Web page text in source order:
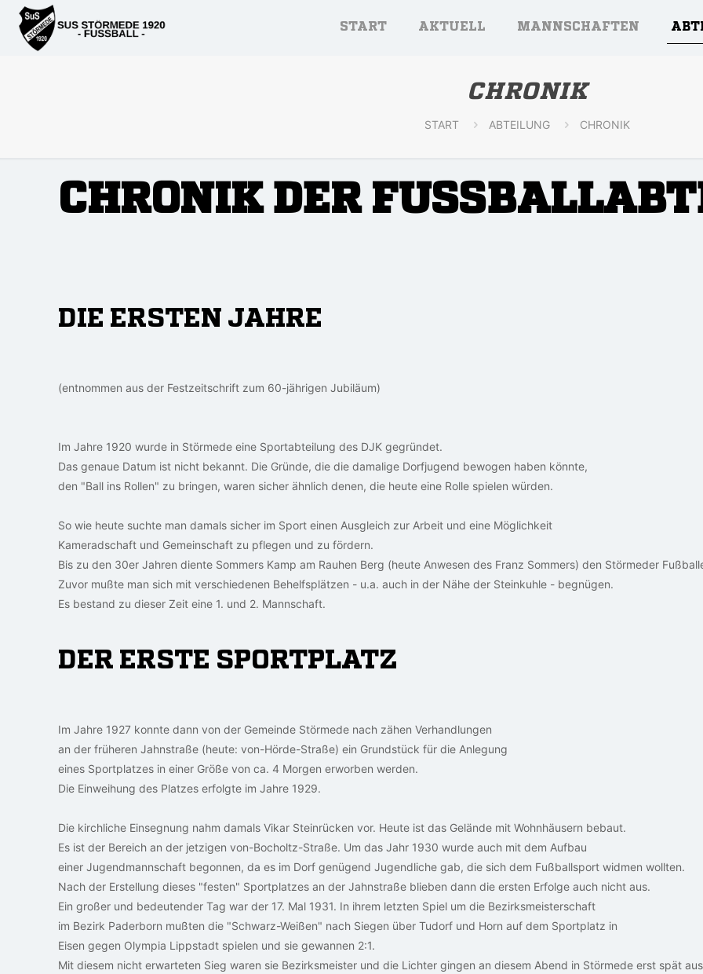
START AKTUELL MANNSCHAFTEN
CHRONIK
START ABTEILUNG CHRONIK
CHRONIK DER
DIE ERSTEN JAHRE
(entnommen aus der Festzeitschrift zum 60-jährigen Jubiläum)
Im Jahre 1920 wurde in Störmede eine Sportabteilung des DJK gegründet.
Das genaue Datum ist nicht bekannt. Die Gründe, die die damalige Dorfjugend bewogen haben könnte,
den "Ball ins Rollen" zu bringen, waren sicher ähnlich denen, die heute eine Rolle spielen würden.
So wie heute suchte man damals sicher im Sport einen Ausgleich zur Arbeit und eine Möglichkeit
Kameradschaft und Gemeinschaft zu pflegen und zu fördern.
Bis zu den 30er Jahren diente Sommers Kamp am Rauhen Berg (heute Anwesen des Franz Sommers) den Störmeder
Zuvor mußte man sich mit verschiedenen Behelfsplätzen - u.a. auch in der Nähe der Steinkuhle - begnügen.
Es bestand zu dieser Zeit eine 1. und 2. Mannschaft.
DER ERSTE SPORTPLATZ
Im Jahre 1927 konnte dann von der Gemeinde Störmede nach zähen Verhandlungen
an der früheren Jahnstraße (heute: von-Hörde-Straße) ein Grundstück für die Anlegung
eines Sportplatzes in einer Größe von ca. 4 Morgen erworben werden.
Die Einweihung des Platzes erfolgte im Jahre 1929.
Die kirchliche Einsegnung nahm damals Vikar Steinrücken vor. Heute ist das Gelände mit Wohnhäusern bebaut.
Es ist der Bereich an der jetzigen von-Bocholtz-Straße. Um das Jahr 1930 wurde auch mit dem Aufbau
einer Jugendmannschaft begonnen, da es im Dorf genügend Jugendliche gab, die sich dem Fußballsport widmen wollten.
Nach der Erstellung dieses "festen" Sportplatzes an der Jahnstraße blieben dann die ersten Erfolge auch nicht aus.
Ein großer und bedeutender Tag war der 17. Mal 1931. In ihrem letzten Spiel um die Bezirksmeisterschaft
im Bezirk Paderborn mußten die "Schwarz-Weißen" nach Siegen über Tudorf und Horn auf dem Sportplatz in
Eisen gegen Olympia Lippstadt spielen und sie gewannen 2:1.
Mit diesem nicht erwarteten Sieg waren sie Bezirksmeister und die Lichter gingen an diesem Abend in Störmede erst spät